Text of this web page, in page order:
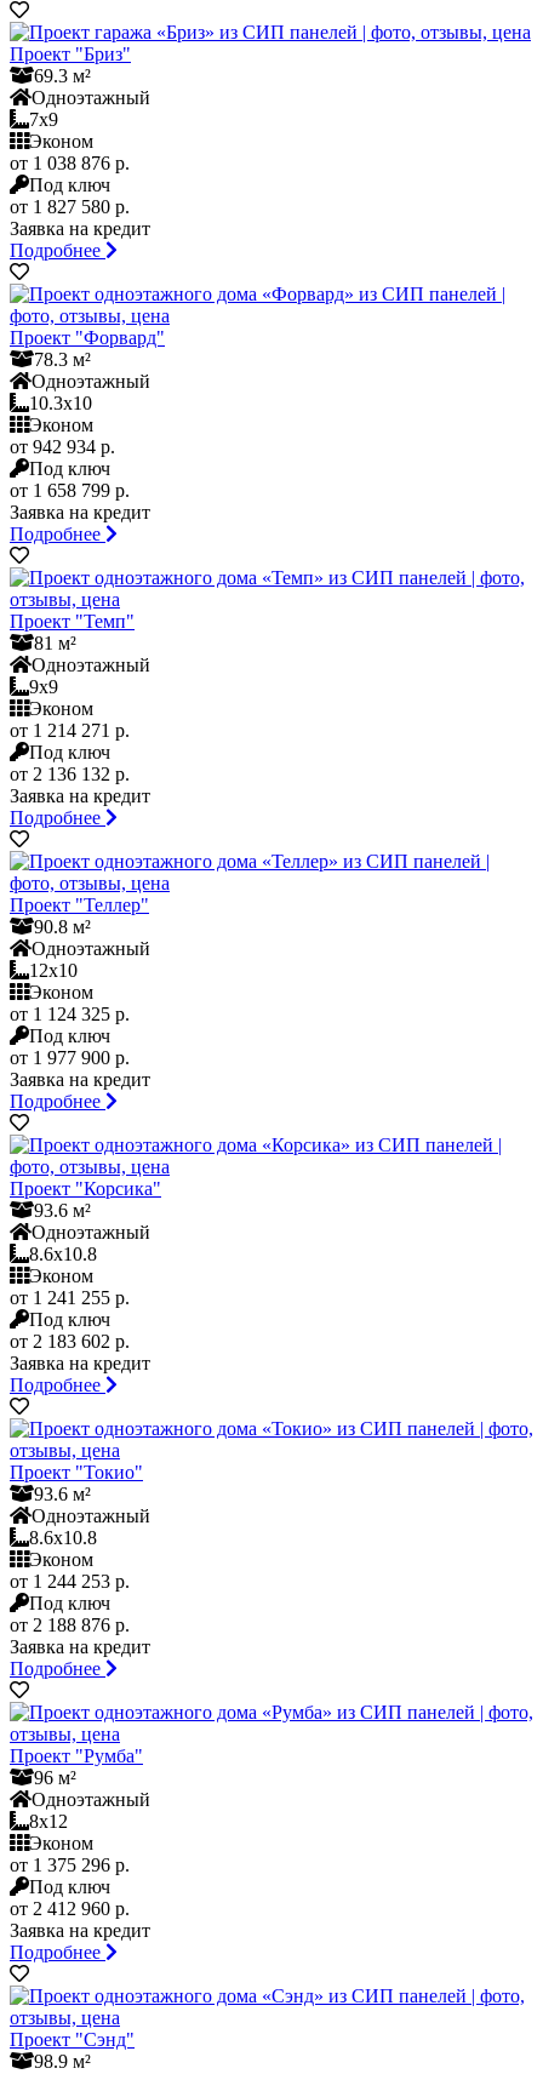
Проект "Бриз"
69.3 м²
Одноэтажный
7x9
Эконом
от 1 038 876 р.
Под ключ
от 1 827 580 р.
Заявка на кредит
Подробнее
Проект "Форвард"
78.3 м²
Одноэтажный
10.3x10
Эконом
от 942 934 р.
Под ключ
от 1 658 799 р.
Заявка на кредит
Подробнее
Проект "Темп"
81 м²
Одноэтажный
9x9
Эконом
от 1 214 271 р.
Под ключ
от 2 136 132 р.
Заявка на кредит
Подробнее
Проект "Теллер"
90.8 м²
Одноэтажный
12x10
Эконом
от 1 124 325 р.
Под ключ
от 1 977 900 р.
Заявка на кредит
Подробнее
Проект "Корсика"
93.6 м²
Одноэтажный
8.6x10.8
Эконом
от 1 241 255 р.
Под ключ
от 2 183 602 р.
Заявка на кредит
Подробнее
Проект "Токио"
93.6 м²
Одноэтажный
8.6x10.8
Эконом
от 1 244 253 р.
Под ключ
от 2 188 876 р.
Заявка на кредит
Подробнее
Проект "Румба"
96 м²
Одноэтажный
8x12
Эконом
от 1 375 296 р.
Под ключ
от 2 412 960 р.
Заявка на кредит
Подробнее
Проект "Сэнд"
98.9 м²